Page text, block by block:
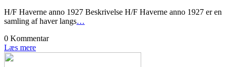
H/F Haverne anno 1927 Beskrivelse H/F Haverne anno 1927 er en
samling af haver langs…
0 Kommentar
Læs mere